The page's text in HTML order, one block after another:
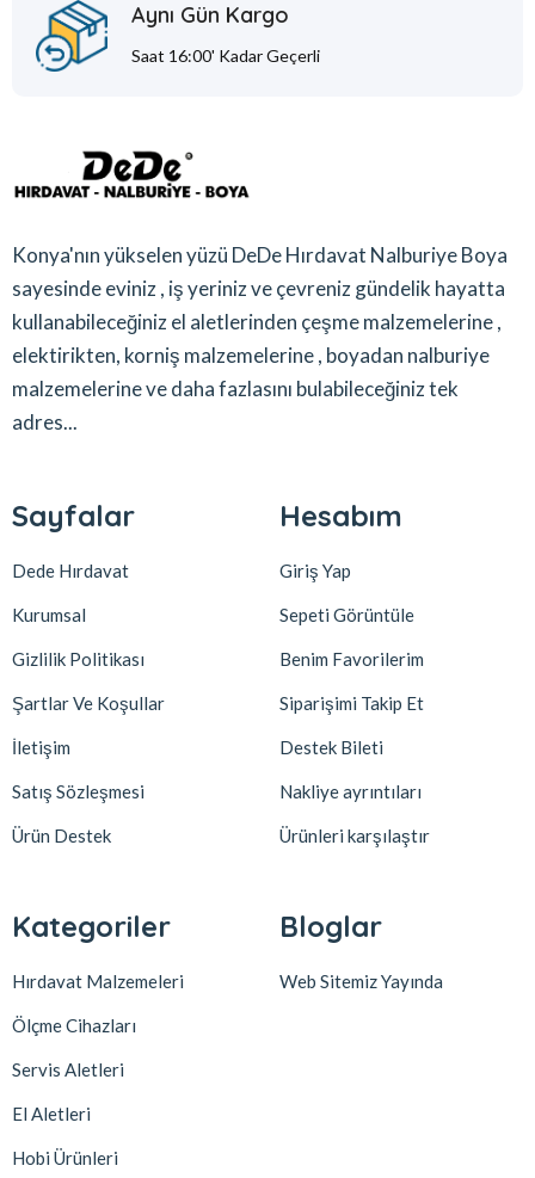
Aynı Gün Kargo
Saat 16:00' Kadar Geçerli
Konya'nın yükselen yüzü DeDe Hırdavat Nalburiye Boya
sayesinde eviniz , iş yeriniz ve çevreniz gündelik hayatta
kullanabileceğiniz el aletlerinden çeşme malzemelerine ,
elektirikten, korniş malzemelerine , boyadan nalburiye
malzemelerine ve daha fazlasını bulabileceğiniz tek
adres...
Sayfalar
Dede Hırdavat
Kurumsal
Gizlilik Politikası
Şartlar Ve Koşullar
İletişim
Satış Sözleşmesi
Ürün Destek
Hesabım
Giriş Yap
Sepeti Görüntüle
Benim Favorilerim
Siparişimi Takip Et
Destek Bileti
Nakliye ayrıntıları
Ürünleri karşılaştır
Kategoriler
Hırdavat Malzemeleri
Ölçme Cihazları
Servis Aletleri
El Aletleri
Hobi Ürünleri
Bloglar
Web Sitemiz Yayında